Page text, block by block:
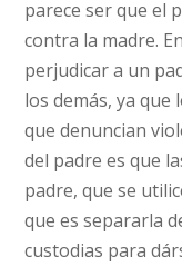
parece ser que el
contra la madre.
perjudicar a un
los demás, ya que
que denuncian
del padre es que
padre, que se
que es separarla
custodias para